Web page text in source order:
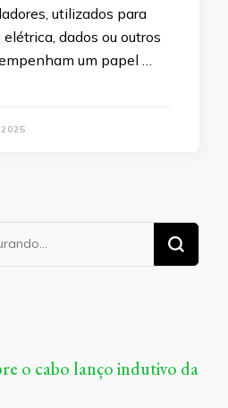
utilizados para
dados ou outros
um papel …
o cabo lanço indutivo da